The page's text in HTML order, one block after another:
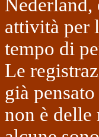
Nederland,
attività per
tempo di
Le
già
non è